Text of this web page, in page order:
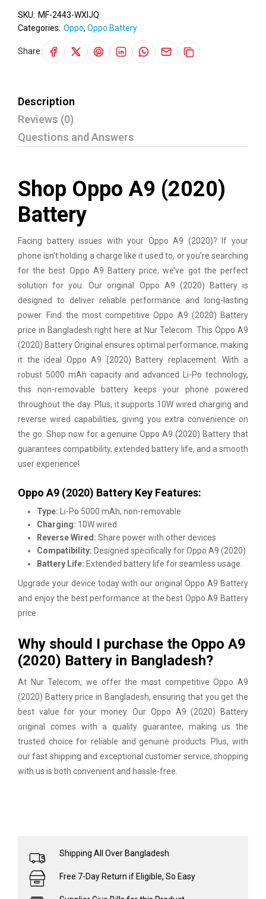
SKU: MF-2443-WXIJQ
Categories: Oppo, Oppo Battery
Share:
Description
Reviews (0)
Questions and Answers
Shop Oppo A9 (2020)
Battery
Facing battery issues with your Oppo A9 (2020)? If your
phone isn’t holding a charge like it used to, or you’re searching
for the best Oppo A9 Battery price, we’ve got the perfect
solution for you. Our original Oppo A9 (2020) Battery is
designed to deliver reliable performance and long-lasting
power. Find the most competitive Oppo A9 (2020) Battery
price in Bangladesh right here at Nur Telecom. This Oppo A9
(2020) Battery Original ensures optimal performance, making
it the ideal Oppo A9 (2020) Battery replacement. With a
robust 5000 mAh capacity and advanced Li-Po technology,
this non-removable battery keeps your phone powered
throughout the day. Plus, it supports 10W wired charging and
reverse wired capabilities, giving you extra convenience on
the go. Shop now for a genuine Oppo A9 (2020) Battery that
guarantees compatibility, extended battery life, and a smooth
user experience!
Oppo A9 (2020) Battery Key Features:
Type: Li-Po 5000 mAh, non-removable
Charging: 10W wired
Reverse Wired: Share power with other devices
Compatibility: Designed specifically for Oppo A9 (2020)
Battery Life: Extended battery life for seamless usage.
Upgrade your device today with our original Oppo A9 Battery
and enjoy the best performance at the best Oppo A9 Battery
price.
Why should I purchase the Oppo A9
(2020) Battery in Bangladesh?
At Nur Telecom, we offer the most competitive Oppo A9
(2020) Battery price in Bangladesh, ensuring that you get the
best value for your money. Our Oppo A9 (2020) Battery
original comes with a quality guarantee, making us the
trusted choice for reliable and genuine products. Plus, with
our fast shipping and exceptional customer service, shopping
with us is both convenient and hassle-free.
Shipping All Over Bangladesh
Free 7-Day Return if Eligible, So Easy